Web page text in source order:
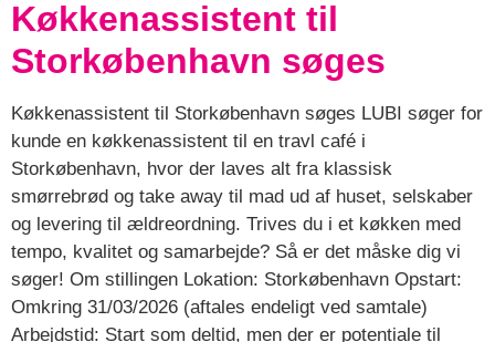
Køkkenassistent til
Storkøbenhavn søges
Køkkenassistent til Storkøbenhavn søges LUBI søger for
kunde en køkkenassistent til en travl café i
Storkøbenhavn, hvor der laves alt fra klassisk
smørrebrød og take away til mad ud af huset, selskaber
og levering til ældreordning. Trives du i et køkken med
tempo, kvalitet og samarbejde? Så er det måske dig vi
søger! Om stillingen Lokation: Storkøbenhavn Opstart:
Omkring 31/03/2026 (aftales endeligt ved samtale)
Arbejdstid: Start som deltid, men der er potentiale til